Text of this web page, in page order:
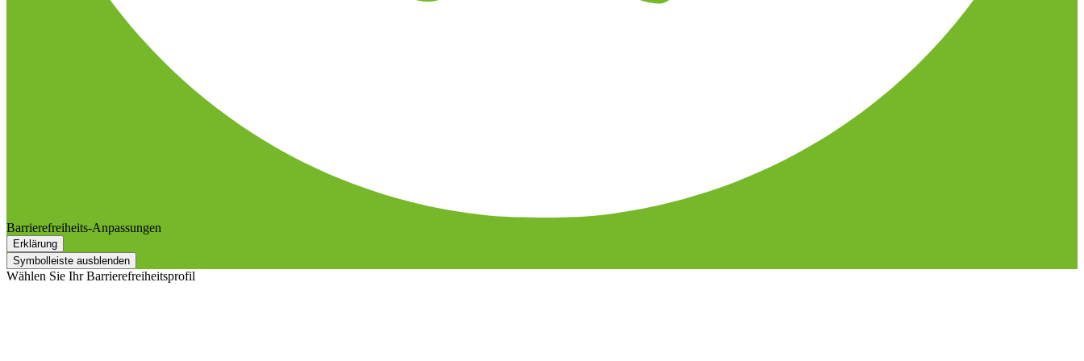
Barrierefreiheits-Anpassungen
Erklärung
Symbolleiste ausblenden
Wählen Sie Ihr Barrierefreiheitsprofil